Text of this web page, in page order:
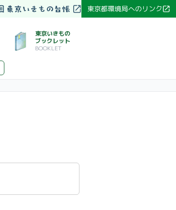
東京都環境局へのリンク
東京いきもの
ブックレット
BOOKLET